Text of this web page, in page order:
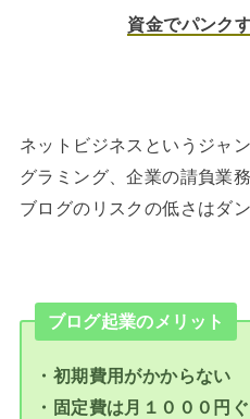
資金でパンク
ネットビジネスというジャ
グラミング、企業の請負業
ブログのリスクの低さはダン
ブログ起業のメリット
・初期費用がかからない
・固定費は月１０００円